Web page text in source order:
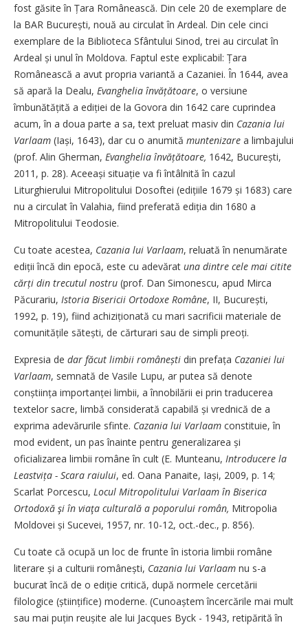
fost găsite în Țara Românească. Din cele 20 de exemplare de
la BAR București, nouă au circulat în Ardeal. Din cele cinci
exemplare de la Biblioteca Sfântului Sinod, trei au circulat în
Ardeal și unul în Moldova. Faptul este explicabil: Țara
Românească a avut propria variantă a Cazaniei. În 1644, avea
să apară la Dealu, Evanghelia învățătoare, o versiune
îmbunătățită a ediției de la Govora din 1642 care cuprindea
acum, în a doua parte a sa, text preluat masiv din Cazania lui
Varlaam (Iași, 1643), dar cu o anumită muntenizare a limbajului
(prof. Alin Gherman, Evanghelia învățătoare, 1642, București,
2011, p. 28). Ace­eași situație va fi întâlnită în cazul
Liturghierului Mitropolitului Dosoftei (edițiile 1679 și 1683) care
nu a circulat în Valahia, fiind preferată ediția din 1680 a
Mitropolitului Teodosie.
Cu toate acestea, Cazania lui Varlaam, reluată în nenumărate
ediții încă din epocă, este cu adevărat una dintre cele mai citite
cărți din trecutul nostru (prof. Dan Simonescu, apud Mirca
Păcurariu, Istoria Bisericii Ortodoxe Române, II, Bucu­rești,
1992, p. 19), fiind achiziționată cu mari sacrificii materiale de
comunitățile sătești, de cărturari sau de simpli preoți.
Expresia de dar făcut limbii ro­mânești din prefața Cazaniei lui
Varlaam, semnată de Vasile Lupu, ar putea să denote
conștiința impor­tanței limbii, a înnobilării ei prin traducerea
textelor sacre, limbă considerată capabilă și vrednică de a
exprima adevărurile sfinte. Cazania lui Varlaam constituie, în
mod evident, un pas înainte pentru generalizarea și
oficializarea limbii române în cult (E. Munteanu, Introducere la
Leastvița - Scara raiului, ed. Oana Panaite, Iași, 2009, p. 14;
Scarlat Porcescu, Locul Mitropolitului Varlaam în Biserica
Ortodoxă şi în viaţa culturală a poporului român, Mitropolia
Moldovei și Sucevei, 1957, nr. 10-12, oct.-dec., p. 856).
Cu toate că ocupă un loc de frunte în istoria limbii române
literare și a culturii românești, Cazania lui Varlaam nu s-a
bucurat încă de o ediție critică, după normele cercetării
filologice (științifice) moderne. (Cunoaștem încercările mai mult
sau mai puțin reușite ale lui Jacques Byck - 1943, retipărită în